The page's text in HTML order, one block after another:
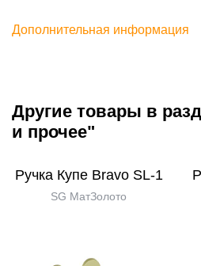
Дополнительная информация
Другие товары в
и прочее"
Ручка Купе Bravo SL-1
SG МатЗолото